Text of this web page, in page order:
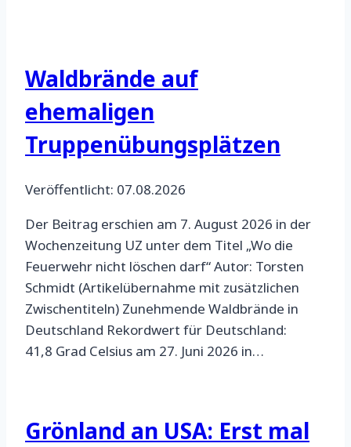
Waldbrände auf
ehemaligen
Truppenübungsplätzen
Veröffentlicht: 07.08.2026
Der Beitrag erschien am 7. August 2026 in der
Wochenzeitung UZ unter dem Titel „Wo die
Feuerwehr nicht löschen darf“ Autor: Torsten
Schmidt (Artikelübernahme mit zusätzlichen
Zwischentiteln) Zunehmende Waldbrände in
Deutschland Rekordwert für Deutschland:
41,8 Grad Celsius am 27. Juni 2026 in…
Grönland an USA: Erst mal